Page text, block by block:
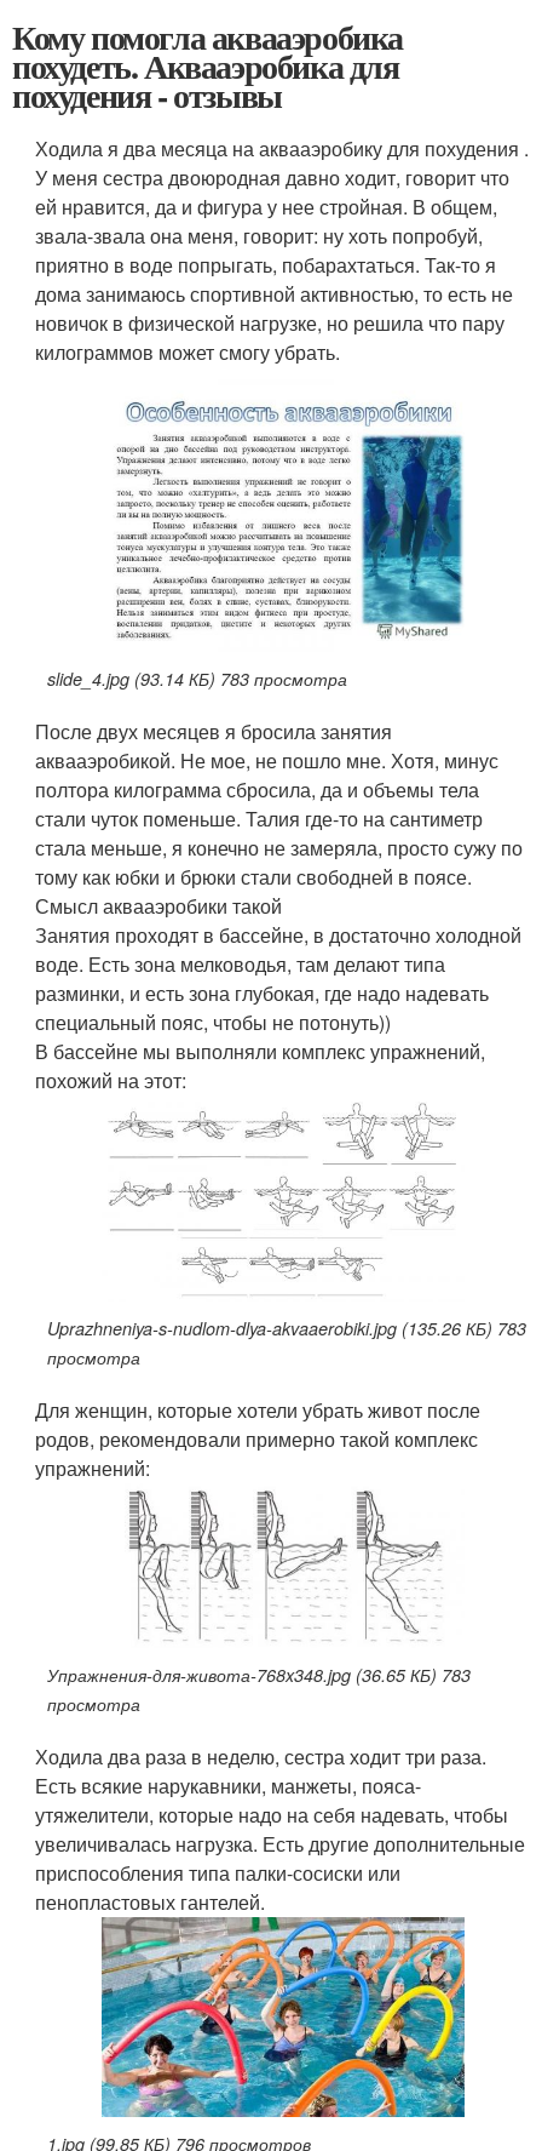
Кому помогла аквааэробика
похудеть. Аквааэробика для
похудения - отзывы
Ходила я два месяца на аквааэробику для похудения .
У меня сестра двоюродная давно ходит, говорит что
ей нравится, да и фигура у нее стройная. В общем,
звала-звала она меня, говорит: ну хоть попробуй,
приятно в воде попрыгать, побарахтаться. Так-то я
дома занимаюсь спортивной активностью, то есть не
новичок в физической нагрузке, но решила что пару
килограммов может смогу убрать.
slide_4.jpg (93.14 КБ) 783 просмотра
После двух месяцев я бросила занятия
аквааэробикой. Не мое, не пошло мне. Хотя, минус
полтора килограмма сбросила, да и объемы тела
стали чуток поменьше. Талия где-то на сантиметр
стала меньше, я конечно не замеряла, просто сужу по
тому как юбки и брюки стали свободней в поясе.
Смысл аквааэробики такой
Занятия проходят в бассейне, в достаточно холодной
воде. Есть зона мелководья, там делают типа
разминки, и есть зона глубокая, где надо надевать
специальный пояс, чтобы не потонуть))
В бассейне мы выполняли комплекс упражнений,
похожий на этот:
Uprazhneniya-s-nudlom-dlya-akvaaerobiki.jpg (135.26 КБ) 783
просмотра
Для женщин, которые хотели убрать живот после
родов, рекомендовали примерно такой комплекс
упражнений:
Упражнения-для-живота-768x348.jpg (36.65 КБ) 783
просмотра
Ходила два раза в неделю, сестра ходит три раза.
Есть всякие нарукавники, манжеты, пояса-
утяжелители, которые надо на себя надевать, чтобы
увеличивалась нагрузка. Есть другие дополнительные
приспособления типа палки-сосиски или
пенопластовых гантелей.
1.jpg (99.85 КБ) 796 просмотров